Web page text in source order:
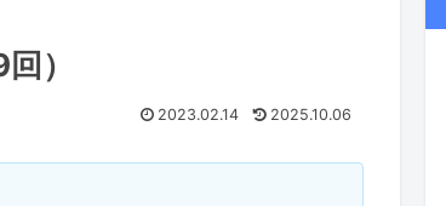
）
2023.02.14 2025.10.06